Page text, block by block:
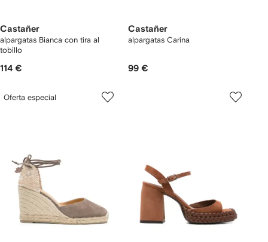
Castañer
alpargatas Bianca con tira al
tobillo
114 €
Castañer
alpargatas Carina
99 €
Oferta especial